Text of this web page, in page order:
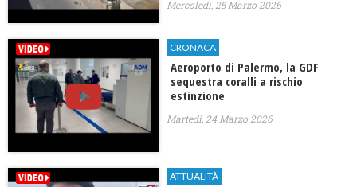
Mercoledì, 25 Marzo 2026
CRONACA
Aeroporto di Palermo, la GDF
sequestra coralli a rischio
estinzione
Martedì, 24 Marzo 2026
ATTUALITÀ